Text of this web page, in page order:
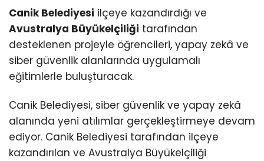
Canik Belediyesi ilçeye kazandırdığı ve
Avustralya Büyükelçiliği tarafından
desteklenen projeyle öğrencileri, yapay zekâ ve
siber güvenlik alanlarında uygulamalı
eğitimlerle buluşturacak.
Canik Belediyesi, siber güvenlik ve yapay zekâ
alanında yeni atılımlar gerçekleştirmeye devam
ediyor. Canik Belediyesi tarafından ilçeye
kazandırılan ve Avustralya Büyükelçiliği